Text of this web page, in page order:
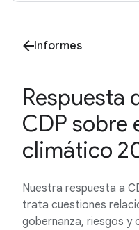
Informes
Respuesta
CDP sobre
climático
Nuestra respuesta a
trata cuestiones
gobernanza, riesgos y